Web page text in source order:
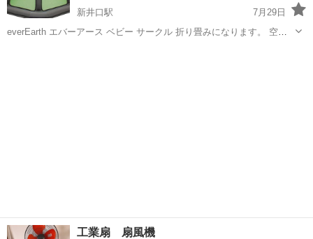
新井口駅
7月29日
everEarth エバーアース ベビー サークル 折り畳みになります。 空気
工業扇 扇風機